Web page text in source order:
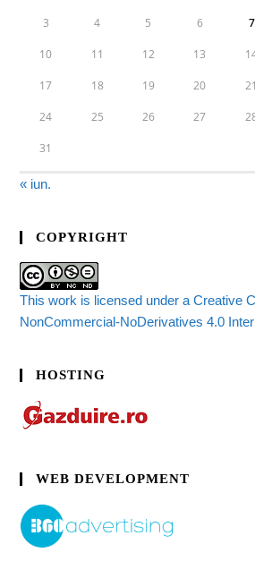
3 4 5 6 7
10 11 12 13
17 18 19 20 21
24 25 26 27
31
« iun.
COPYRIGHT
This work is licensed under a Creative
NonCommercial-NoDerivatives 4.0
HOSTING
WEB DEVELOPMENT